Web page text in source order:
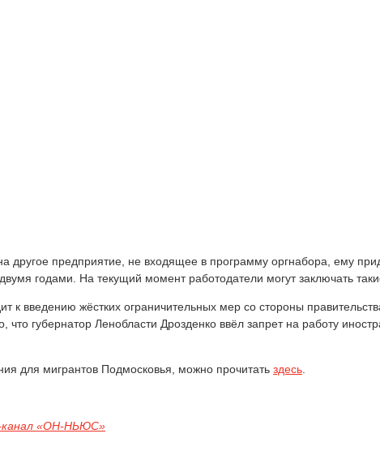
другое предприятие, не входящее в программу оргнабора, ему
годами. На текущий момент работодатели могут заключать
к введению жёстких ограничительных мер со стороны
что губернатор Ленобласти Дрозденко ввёл запрет на работу
для мигрантов Подмосковья, можно прочитать здесь
канал «ОН-НЬЮС»